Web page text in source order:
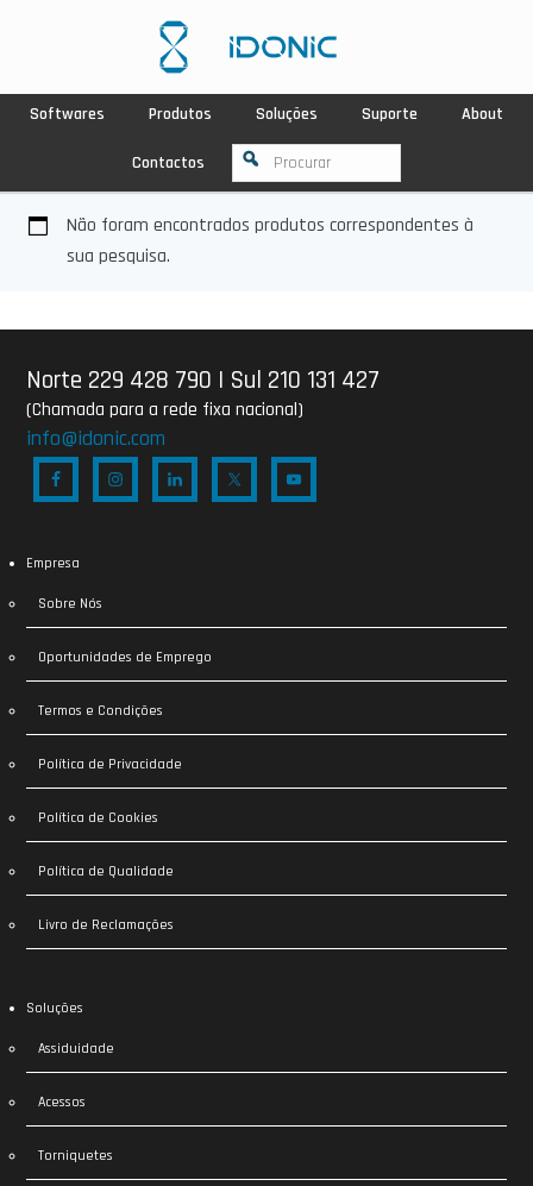
Softwares Produtos Soluções Suporte About
Contactos
Não foram encontrados produtos correspondentes à
sua pesquisa.
Norte 229 428 790 | Sul 210 131 427
(Chamada para a rede fixa nacional)
info@idonic.com
Empresa
Sobre Nós
Oportunidades de Emprego
Termos e Condições
Política de Privacidade
Política de Cookies
Política de Qualidade
Livro de Reclamações
Soluções
Assiduidade
Acessos
Torniquetes